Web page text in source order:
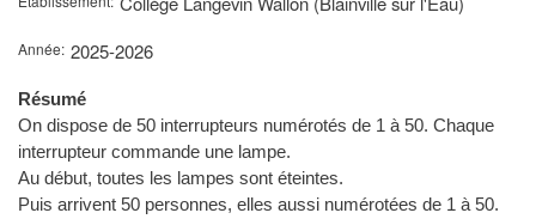
Année 2025-2026
Résumé
On dispose de 50 interrupteurs numérotés de 1 à 50. Chaque
interrupteur commande une lampe.
Au début, toutes les lampes sont éteintes.
Puis arrivent 50 personnes, elles aussi numérotées de 1 à 50.